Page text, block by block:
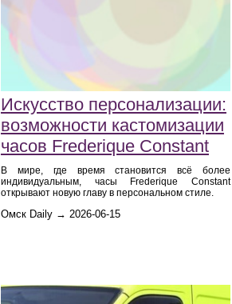
Искусство персонализации:
возможности кастомизации
часов Frederique Constant
В мире, где время становится всё более
индивидуальным, часы Frederique Constant
открывают новую главу в персональном стиле.
Омск Daily → 2026-06-15